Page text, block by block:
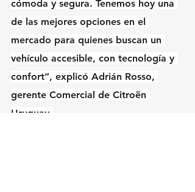
cómoda y segura. Tenemos hoy una
de las mejores opciones en el
mercado para quienes buscan un
vehículo accesible, con tecnología y
confort”, explicó Adrián Rosso,
gerente Comercial de Citroën
Uruguay.